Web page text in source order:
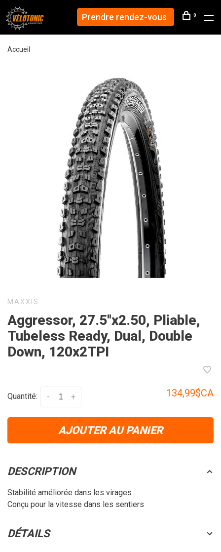
Prendre rendez-vous 0
Accueil
MAXXIS
Aggressor, 27.5''x2.50, Pliable,
Tubeless Ready, Dual, Double
Down, 120x2TPI
Quantité: +
- 134,99$CA
AJOUTER AU PANIER
DESCRIPTION
Stabilité améliorée dans les virages
Conçu pour la vitesse dans les sentiers
DÉTAILS